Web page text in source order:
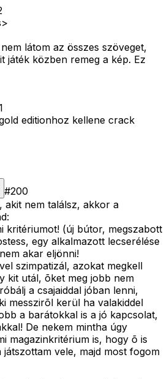
látom az összes szöveget,
játék közben remeg a kép. Ez
editionhoz kellene crack
#200
akit nem találsz, akkor a
kritériumot! (új bútor, megszabott
egy alkalmazott lecserélése
akar eljönni!
szimpatizál, azokat megkell
kit utál, õket meg jobb nem
a csajaiddal jóban lenni,
messzirõl kerül ha valakiddel
a barátokkal is a jó kapcsolat,
De nekem mintha úgy
magazinkritérium is, hogy õ is
játszottam vele, majd most fogom